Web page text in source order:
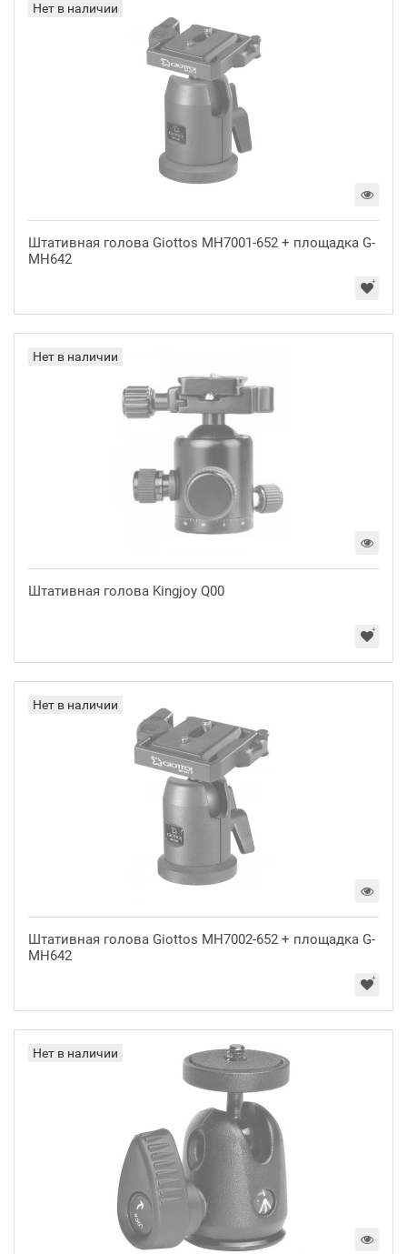
Нет в наличии
Штативная голова Giottos MH7001-652 + площадка G-
MH642
Нет в наличии
Штативная голова Kingjoy Q00
Нет в наличии
Штативная голова Giottos MH7002-652 + площадка G-
MH642
Нет в наличии